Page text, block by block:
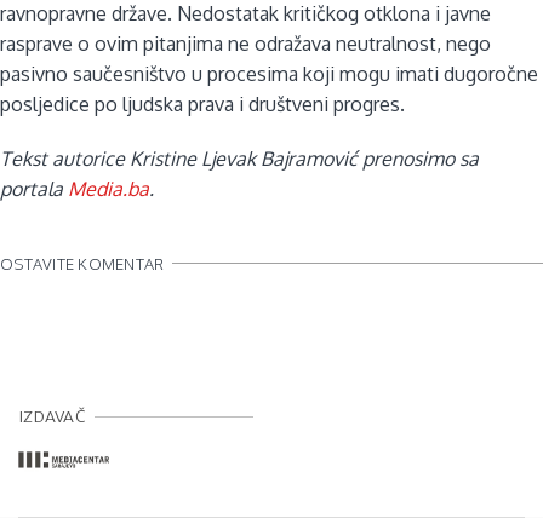
ravnopravne države. Nedostatak kritičkog otklona i javne
rasprave o ovim pitanjima ne odražava neutralnost, nego
pasivno saučesništvo u procesima koji mogu imati dugoročne
posljedice po ljudska prava i društveni progres.
Tekst autorice Kristine Ljevak Bajramović prenosimo sa
portala Media.ba.
OSTAVITE KOMENTAR
IZDAVAČ